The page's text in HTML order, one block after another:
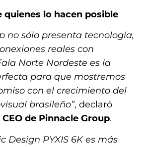
quienes lo hacen posible
no sólo presenta tecnología,
reales con
Norte Nordeste es la
para que mostremos
con el crecimiento del
brasileño”, declaró
de Pinnacle Group.
Design PYXIS 6K es más